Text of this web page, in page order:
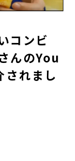
コンビ
んのYou
れまし